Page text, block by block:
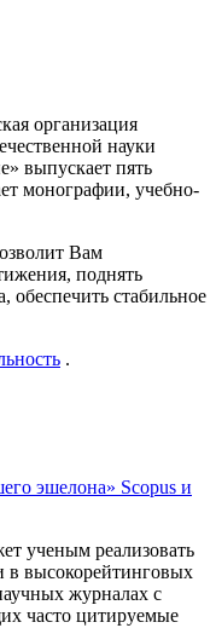
организация
науки
выпускает пять
монографии, учебно-
Вам
поднять
обеспечить стабильное
.
эшелона» Scopus и
ученым реализовать
в высокорейтинговых
журналах с
часто цитируемые